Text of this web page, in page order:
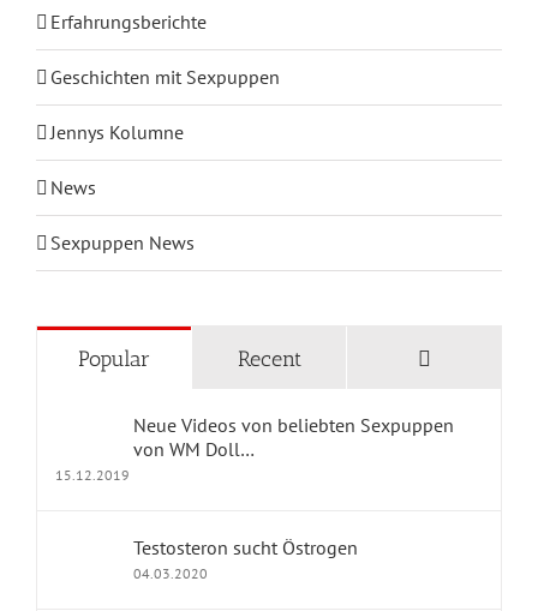
Erfahrungsberichte
Geschichten mit Sexpuppen
Jennys Kolumne
News
Sexpuppen News
Popular Recent
Neue Videos von beliebten Sexpuppen
von WM Doll…
15.12.2019
Testosteron sucht Östrogen
04.03.2020
KATEGORIEN
Geschichten mit Sexpuppen
Erfahrungsberichte